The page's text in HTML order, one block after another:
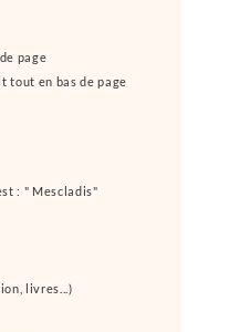
page
tout en bas de page
: " Mescladis"
livres...)